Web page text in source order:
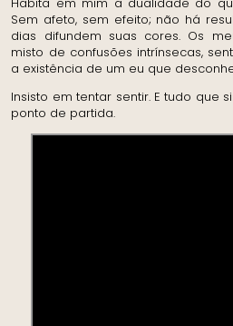
Sem afeto, sem efeito; não há
dias difundem suas cores. Os
misto de confusões intrínsecas,
a existência de um eu que
Insisto em tentar sentir. E tudo que
ponto de partida.